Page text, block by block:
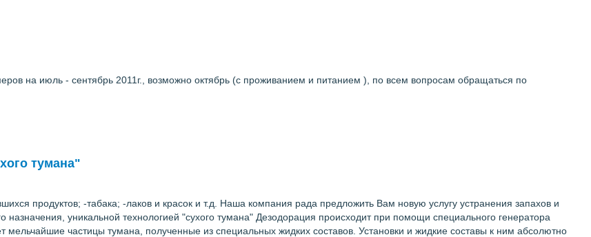
на июль - сентябрь 2011г., возможно октябрь (с проживанием и питанием ), по всем вопросам обращаться по
тумана"
продуктов; -табака; -лаков и красок и т.д. Наша компания рада предложить Вам новую услугу устранения запахов и
уникальной технологией "сухого тумана" Дезодорация происходит при помощи специального генератора
мельчайшие частицы тумана, полученные из специальных жидких составов. Установки и жидкие составы к ним абсолютно